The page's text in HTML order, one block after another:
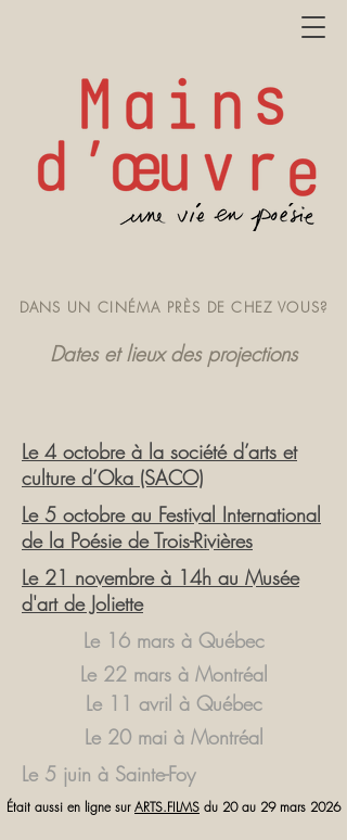
DANS UN CINÉMA PRÈS DE CHEZ VOUS?
Dates et lieux des projections
Le 4 octobre à la société d’arts et
culture d’Oka (SACO)
Le 5 octobre au Festival International
de la Poésie de Trois-Rivières
Le 21 novembre à 14h au Musée
d'art de Joliette
Le 16 mars à Québec
Le 22 mars à Montréal
Le 11 avril à Québec
Le 20 mai à Montréal
Le 5 juin à Sainte-Foy
Était aussi en ligne surARTS.FILMS du 20 au 29 mars 2026